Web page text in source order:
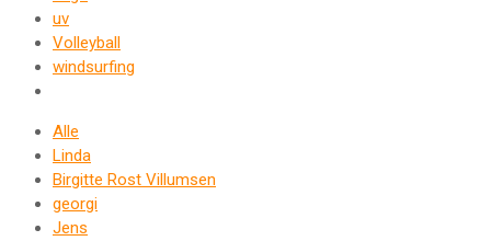
uv
Volleyball
windsurfing
Alle
Linda
Birgitte Rost Villumsen
georgi
Jens